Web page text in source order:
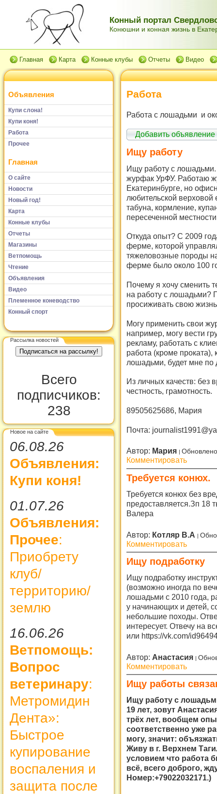
Конный портал
Конюшни и конная жизнь в
Главная Карта Конные клубы Отчеты Видео
Объявления
Купи слона!
Купи коня!
Работа
Прочее
Главная
О сайте
Новости
Новый год!
Карта
Конные клубы
Отчеты
Магазины
Ветпомощь
Чтение
Объявления
Видео
Племенное коневодство
Конный спорт
Рассылка новостей
Всего
подписчиков:
238
Новое на сайте
06.08.26
Объявления:
Купи коня!
01.07.26
Объявления:
Прочее:
Приобрету
клуб/
территорию/
землю
16.06.26
Ветпомощь:
Вопрос
ветеринару:
Метромидин
Дента»:
Быстрое
купирование
воспаления и
защита после
Работа
Работа с лошадьми и
Добавить объявление
Ищу работу
Ищу работу с
журфак УрФУ. Работаю
Екатеринбурге, но
любительской верховой
табуна, кормление,
пересеченной
Откуда опыт? С 2009
ферме, которой
тяжеловозные породы
ферме было около 100
Почему я хочу сменить
на работу с лошадьми?
просиживать свою
Могу применить свои
например, могу вести
рекламу, работать с
работа (кроме
лошадьми, будет мне по
Из личных качеств: без
честность, грамотность.
89505625686, Мария
Почта:
Автор: Мария
Комментировать
Требуется конюх.
Требуется конюх без
предоставляется.Зп 18
Валера
Автор: Котляр В.А
Комментировать
Ищу подработку
Ищу подработку
(возможно иногда по
лошадьми с 2010 года,
у начинающих и детей,
небольшие походы.
интересует. Отвечу на
или https://vk.com/
Автор: Анастасия
Комментировать
Ищу работы
Ищу работу с
19 лет, зовут
трёх лет, вообщем
соответственно уже
могу, значит:
Живу в г. Верхнем
условием что работа
всё, всего доброго,
Номер:+79022032171.)